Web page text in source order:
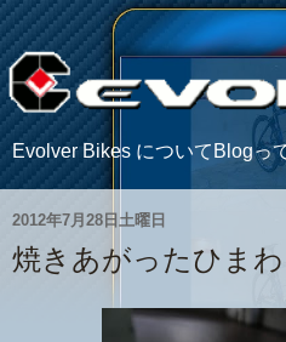
Evolver Bikes についてBlogっ
2012年7月28日土曜日
焼きあがったひま